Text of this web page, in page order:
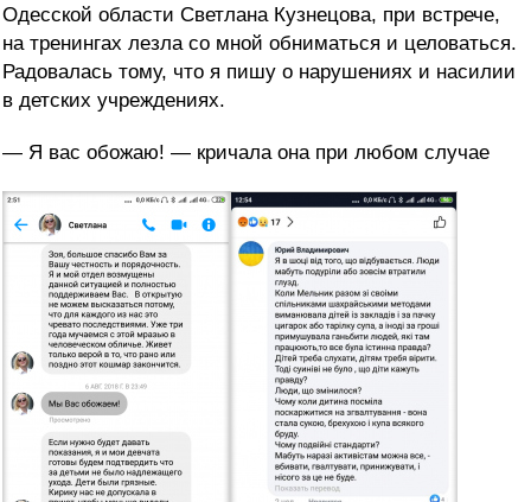
Одесской области Светлана Кузнецова, при встрече,
на тренингах лезла со мной обниматься и целоваться.
Радовалась тому, что я пишу о нарушениях и насилии
в детских учреждениях.
— Я вас обожаю! — кричала она при любом случае